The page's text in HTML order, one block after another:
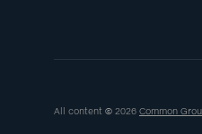
All content © 2026 Common